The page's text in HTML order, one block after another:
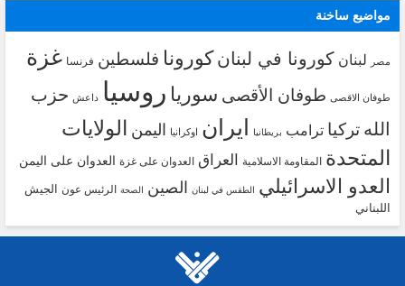
مواضيع ساخنة
مصر لبنان كورونا في لبنانكورونا فلسطين فرنسا غزة
طوفان الاقصى طوفان الأقصى سوريا روسيا داعش حزب
الله تركيا ترامب بريطانيا ايران اوكرانيا اليمن الولايات
المتحدة
المقاومة الاسلامية العراق العدوان على غزة العدوان على اليمن
العدو الاسرائيلي الطقس في لبنان الصين الصحة الرئيس عون
الجيش
اللبناني